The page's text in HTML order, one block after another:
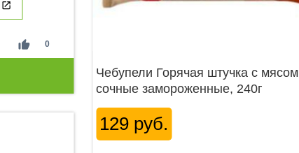
thumb_up 0
Чебупели Горячая штучка с мясом
сочные замороженные, 240г
129 руб.